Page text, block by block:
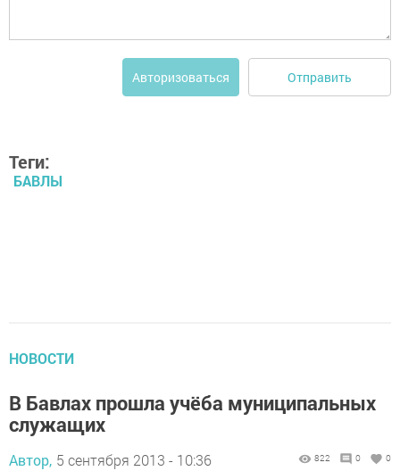
Авторизоваться Отправить
Теги:
БАВЛЫ
НОВОСТИ
В Бавлах прошла учёба муниципальных
служащих
Автор, 5 сентября 2013 - 10:36 822 0 0